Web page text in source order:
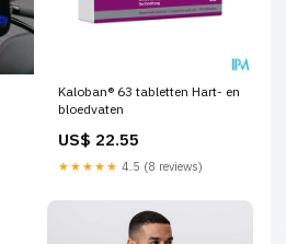
Kaloban® 63 tabletten Hart- en
bloedvaten
US$ 22.55
★★★★★ 4.5 (8 reviews)